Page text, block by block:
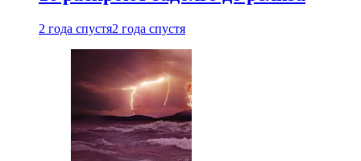
2 года спустя2 года спустя